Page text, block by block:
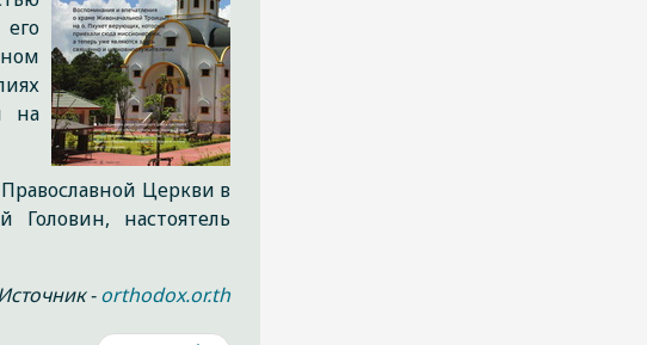
на
Церкви в
настоятель
-orthodox.or.th